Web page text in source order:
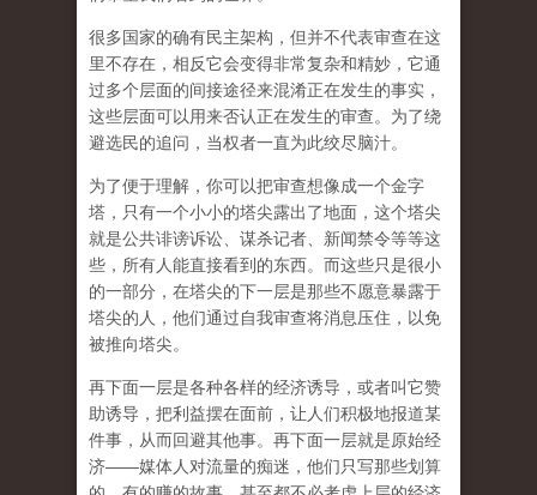
很多国家的确有民主架构，但并不代表审查在这
里不存在，相反它会变得非常复杂和精妙，它通
过多个层面的间接途径来混淆正在发生的事实，
这些层面可以用来否认正在发生的审查。为了绕
避选民的追问，当权者一直为此绞尽脑汁。
为了便于理解，你可以把审查想像成一个金字
塔，只有一个小小的塔尖露出了地面，这个塔尖
就是公共诽谤诉讼、谋杀记者、新闻禁令等等这
些，所有人能直接看到的东西。而这些只是很小
的一部分，在塔尖的下一层是那些不愿意暴露于
塔尖的人，他们通过自我审查将消息压住，以免
被推向塔尖。
再下面一层是各种各样的经济诱导，或者叫它赞
助诱导，把利益摆在面前，让人们积极地报道某
件事，从而回避其他事。再下面一层就是原始经
济——媒体人对流量的痴迷，他们只写那些划算